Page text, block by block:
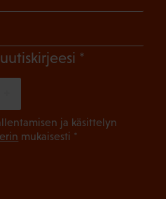
(Pakollinen)
ja käsittelyn
mukaisesti *